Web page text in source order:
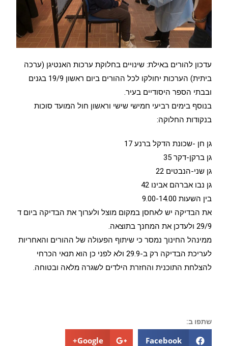
עדכון להורים באילת: שינויים בחלוקת ערכות האנטיגן (ערכה
ביתית) הערכות יחולקו לכל ההורים ביום ראשון 19/9 בגנים
ובבתי הספר היסודיים בעיר.
בנוסף בימים רביעי חמישי שישי וראשון חול המועד סוכות
בנקודות החלוקה:
גן חן -שכונת הדקל ברנע 17
גן ברקן-דקר 35
גן שני-הנבטים 22
גן נבו אברהם אבינו 42
בין השעות 9.00-14.00
את הבדיקה יש לאחסן במקום מוצל ולערוך את הבדיקה ביום ד
29/9 ולעדכן את המחנך בתוצאה.
ממינהל החינוך נמסר כי שיתוף הפעולה של ההורים והאחריות
לעריכת הבדיקה רק ב-29.9 ולא לפני כן הוא תנאי הכרחי
להצלחת התוכנית והחזרת הילדים לשגרה מלאה ובטוחה.
שתפו ב:
Facebook
Google+